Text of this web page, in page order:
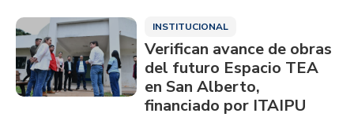
INSTITUCIONAL
Verifican avance de obras
del futuro Espacio TEA
en San Alberto,
financiado por ITAIPU